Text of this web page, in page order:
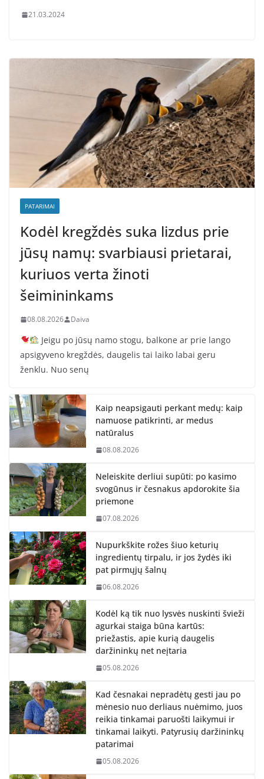
21.03.2024
PATARIMAI
Kodėl kregždės suka lizdus prie
jūsų namų: svarbiausi prietarai,
kuriuos verta žinoti
šeimininkams
08.08.2026 Daiva
Jeigu po jūsų namo stogu, balkone ar prie lango
apsigyveno kregždės, daugelis tai laiko labai geru
ženklu. Nuo senų
Kaip neapsigauti perkant medų: kaip
namuose patikrinti, ar medus
natūralus
08.08.2026
Neleiskite derliui supūti: po kasimo
svogūnus ir česnakus apdorokite šia
priemone
07.08.2026
Nupurkškite rožes šiuo keturių
ingredientų tirpalu, ir jos žydės iki
pat pirmųjų šalnų
06.08.2026
Kodėl ką tik nuo lysvės nuskinti švieži
agurkai staiga būna kartūs:
priežastis, apie kurią daugelis
daržininkų net neįtaria
05.08.2026
Kad česnakai nepradėtų gesti jau po
mėnesio nuo derliaus nuėmimo, juos
reikia tinkamai paruošti laikymui ir
tinkamai laikyti. Patyrusių daržininkų
patarimai
05.08.2026